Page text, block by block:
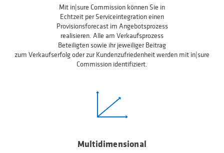
Mit in|sure Commission können Sie in
Echtzeit per Serviceintegration einen
Provisionsforecast im Angebotsprozess
realisieren. Alle am Verkaufsprozess
Beteiligten sowie ihr jeweiliger Beitrag
zum Verkaufserfolg oder zur Kundenzufriedenheit werden mit in|sure
Commission identifiziert.
Multidimensional